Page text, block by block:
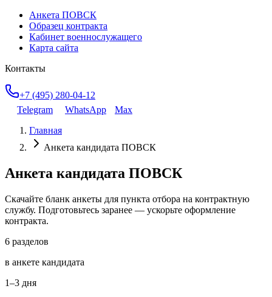
Анкета ПОВСК
Образец контракта
Кабинет военнослужащего
Карта сайта
Контакты
+7 (495) 280-04-12
Telegram
WhatsApp
Max
Главная
Анкета кандидата ПОВСК
Анкета кандидата ПОВСК
Скачайте бланк анкеты для пункта отбора на контрактную
службу. Подготовьтесь заранее — ускорьте оформление
контракта.
6 разделов
в анкете кандидата
1–3 дня